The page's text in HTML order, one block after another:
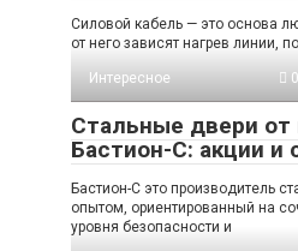
Силовой кабель — это основа
от него зависят нагрев линии,
Интересное 0
Стальные двери от
Бастион-С: акции и
Бастион-С это производитель
опытом, ориентированный на
уровня безопасности и